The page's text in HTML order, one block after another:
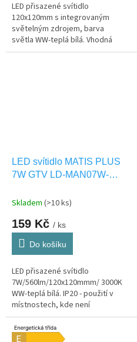
LED přisazené svítidlo
120x120mm s integrovaným
světelným zdrojem, barva
světla WW-teplá bílá. Vhodná
pouze pro INTERIEROVÉ
LED svítidlo MATIS PLUS
7W GTV LD-MAN07W-
Skladem (>10 ks)
159 Kč / ks
Do košíku
LED přisazené svítidlo
7W/560lm/120x120mmm/ 3000K
WW-teplá bílá. IP20 - použití v
místnostech, kde není
vystaveno vlhkosti.